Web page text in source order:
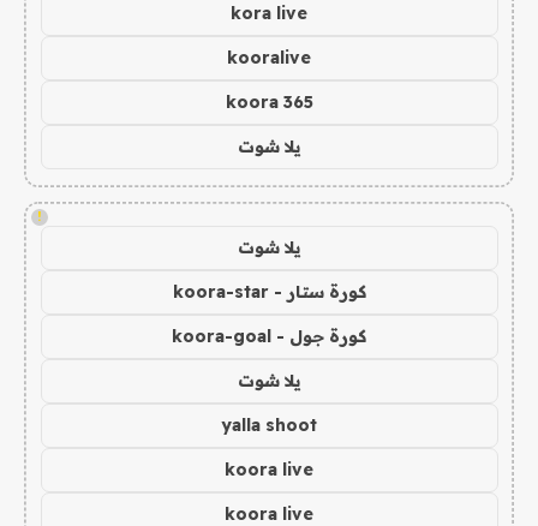
kora live
kooralive
koora 365
يلا شوت
!
يلا شوت
كورة ستار - koora-star
كورة جول - koora-goal
يلا شوت
yalla shoot
koora live
koora live